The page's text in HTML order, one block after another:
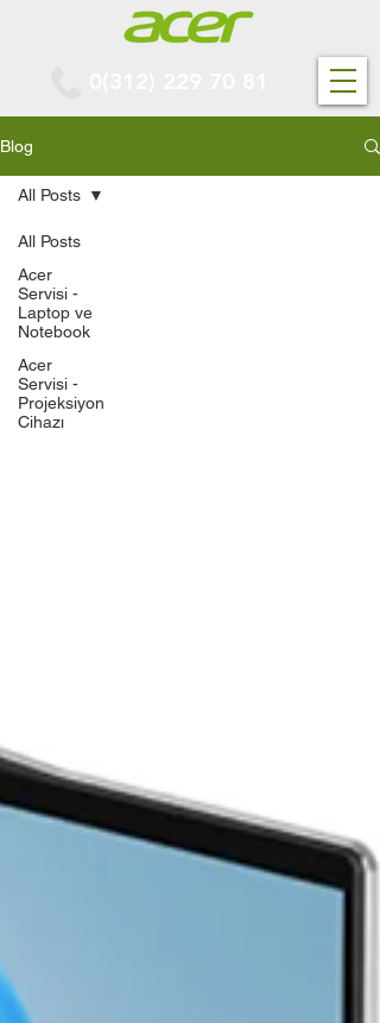
Blog
All Posts
Acer
Servisi -
Laptop ve
Notebook
Acer
Servisi -
Projeksiyon
Cihazı
All Posts